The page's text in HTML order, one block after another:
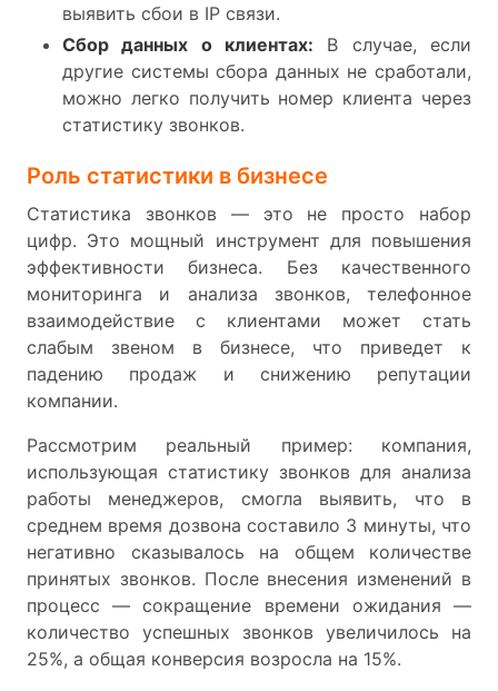
выявить сбои в IP связи.
Сбор данных о клиентах: В случае, если
другие системы сбора данных не сработали,
можно легко получить номер клиента через
статистику звонков.
Роль статистики в бизнесе
Статистика звонков — это не просто набор
цифр. Это мощный инструмент для повышения
эффективности бизнеса. Без качественного
мониторинга и анализа звонков, телефонное
взаимодействие с клиентами может стать
слабым звеном в бизнесе, что приведет к
падению продаж и снижению репутации
компании.
Рассмотрим реальный пример: компания,
использующая статистику звонков для анализа
работы менеджеров, смогла выявить, что в
среднем время дозвона составило 3 минуты, что
негативно сказывалось на общем количестве
принятых звонков. После внесения изменений в
процесс — сокращение времени ожидания —
количество успешных звонков увеличилось на
25%, а общая конверсия возросла на 15%.